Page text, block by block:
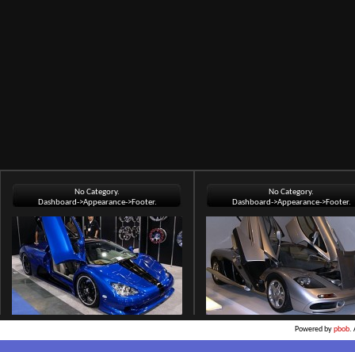
No Category.
Dashboard->Appearance->Footer.
No Category.
Dashboard->Appearance->Footer.
Powered bypbob.